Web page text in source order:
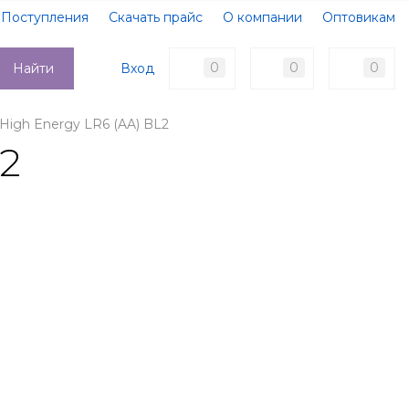
Поступления Скачать прайс О компании
Оптовикам
Доставка
Контакты
Вход 0 0 0
Найти
Energy LR6 (AA) BL2